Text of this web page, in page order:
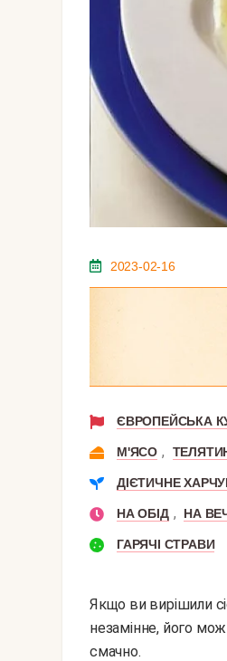
2023-02-16
ЄВРОПЕЙСЬКА
М'ЯСО ,
ДІЄТИЧНЕ
НА ОБІД , НА
ГАРЯЧІ СТРАВИ
Якщо ви вирішили
незамінне, його
смачно.